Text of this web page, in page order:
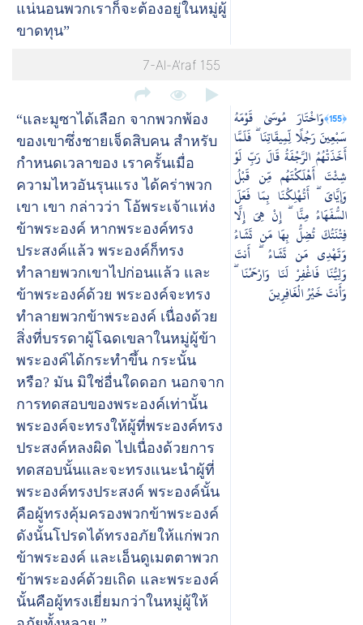
แน่นอนพวกเราก็จะต้องอยู่ในหมู่ผู้
ขาดทุน”
7-Al-A’raf 155
“และมูซาได้เลือก จากพวกพ้อง
ของเขาซึ่งชายเจ็ดสิบคน สำหรับ
กำหนดเวลาของ เราครั้นเมื่อ
ความไหวอันรุนแรง ได้คร่าพวก
เขา เขา กล่าวว่า โอ้พระเจ้าแห่ง
ข้าพระองค์ หากพระองค์ทรง
ประสงค์แล้ว พระองค์ก็ทรง
ทำลายพวกเขาไปก่อนแล้ว และ
ข้าพระองค์ด้วย พระองค์จะทรง
ทำลายพวกข้าพระองค์ เนื่องด้วย
สิ่งที่บรรดาผู้โฉดเขลาในหมู่ผู้ข้า
พระองค์ได้กระทำขึ้น กระนั้น
หรือ? มัน มิใช่อื่นใดดอก นอกจาก
การทดสอบของพระองค์เท่านั้น
พระองค์จะทรงให้ผู้ที่พระองค์ทรง
ประสงค์หลงผิด ไปเนื่องด้วยการ
ทดสอบนั้นและจะทรงแนะนำผู้ที่
พระองค์ทรงประสงค์ พระองค์นั้น
คือผู้ทรงคุ้มครองพวกข้าพระองค์
ดังนั้นโปรดได้ทรงอภัยให้แก่พวก
ข้าพระองค์ และเอ็นดูเมตตาพวก
ข้าพระองค์ด้วยเถิด และพระองค์
นั้นคือผู้ทรงเยี่ยมกว่าในหมู่ผู้ให้
﴿155﴾
وَاخْتَارَ مُوسَىٰ قَوْمَهُ
سَبْعِينَ رَجُلًا لِّمِيقَاتِنَا ۖ فَلَمَّا
أَخَذَتْهُمُ الرَّجْفَةُ قَالَ رَبِّ لَوْ
شِئْتَ أَهْلَكْتَهُم مِّن قَبْلُ
وَإِيَّايَ ۖ أَتُهْلِكُنَا بِمَا فَعَلَ
السُّفَهَاءُ مِنَّا ۖ إِنْ هِيَ إِلَّا
فِتْنَتُكَ تُضِلُّ بِهَا مَن تَشَاءُ
وَتَهْدِي مَن تَشَاءُ ۖ أَنتَ
وَلِيُّنَا فَاغْفِرْ لَنَا وَارْحَمْنَا ۖ
وَأَنتَ خَيْرُ الْغَافِرِينَ